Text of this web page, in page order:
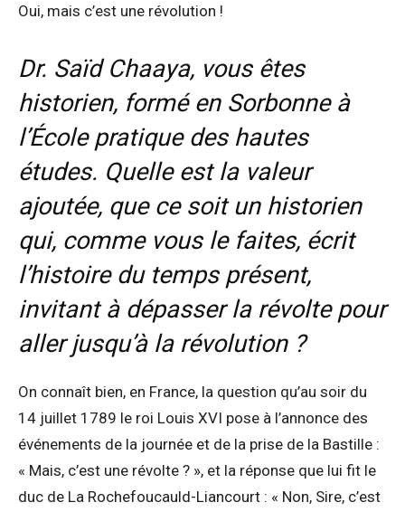
Oui, mais c’est une révolution !
Dr. Saïd Chaaya, vous êtes
historien, formé en Sorbonne à
l’École pratique des hautes
études. Quelle est la valeur
ajoutée, que ce soit un historien
qui, comme vous le faites, écrit
l’histoire du temps présent,
invitant à dépasser la révolte pour
aller jusqu’à la révolution ?
On connaît bien, en France, la question qu’au soir du
14 juillet 1789 le roi Louis XVI pose à l’annonce des
événements de la journée et de la prise de la Bastille :
« Mais, c’est une révolte ? », et la réponse que lui fit le
duc de La Rochefoucauld-Liancourt : « Non, Sire, c’est